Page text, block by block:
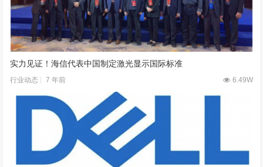
实力见证！海信代表中国制定激光显示国际标准
行业动态 7 年前 6.49W